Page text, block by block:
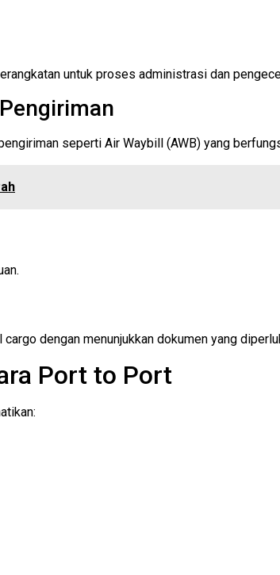
untuk proses administrasi dan
seperti Air Waybill (AWB) yang
dengan menunjukkan dokumen yang
Port to Port